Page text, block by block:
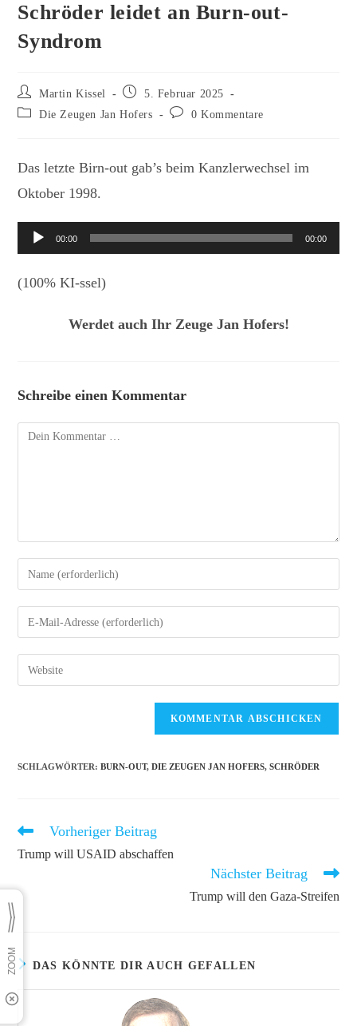
Schröder leidet an Burn-out-
Syndrom
Beitrags-
Autor:
Martin Kissel
Beitrag
veröffentlicht:
5. Februar 2025
Beitrags-Die Zeugen Jan Hofers
Beitrags-0 Kommentare
Das letzte Birn-out gab’s beim Kanzlerwechsel im
Oktober 1998.
Audio-00:00 00:00
(100% KI-ssel)
Werdet auch Ihr Zeuge Jan Hofers!
Schreibe einen Kommentar
Kommentar
Gib
deinen
Namen
oder
zum
Kommentieren
Gib
deine
E-
Mail-
Gib
deine
(optional)
SCHLAGWÖRTER:BURN-OUT, DIE ZEUGEN JAN HOFERS, SCHRÖDER
Weitere
ansehen
Vorheriger Beitrag
Trump will USAID abschaffen
Nächster Beitrag
Trump will den Gaza-Streifen
DAS KÖNNTE DIR AUCH GEFALLEN